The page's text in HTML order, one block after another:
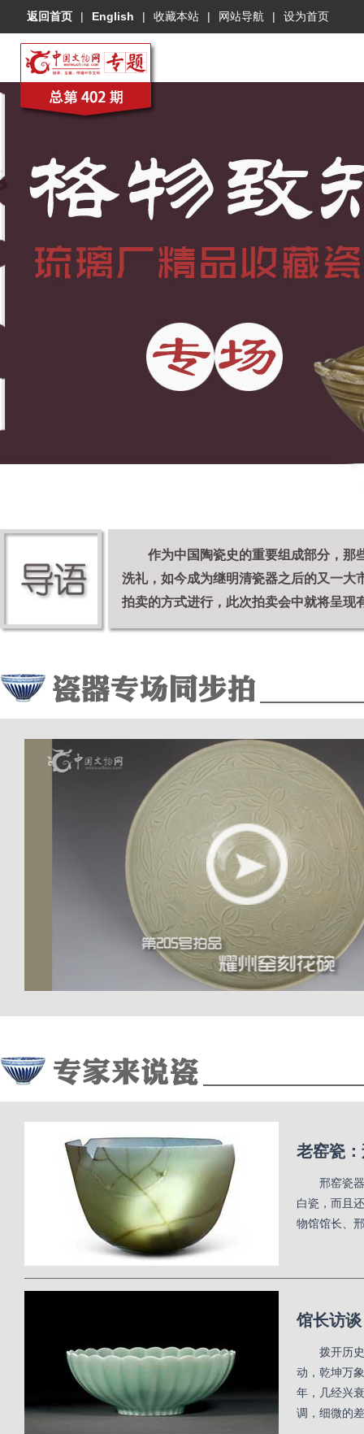
返回首页 | English | 收藏本站 | 网站导航 | 设为首页
作为中国陶瓷史的重要组成部分，那
洗礼，如今成为继明清瓷器之后的又一大
拍卖的方式进行，此次拍卖会中就将呈现
老窑瓷
邢窑瓷
白瓷，而且
物馆馆长、
馆长访
拨开历
动，乾坤万
年，几经兴
调，细微的